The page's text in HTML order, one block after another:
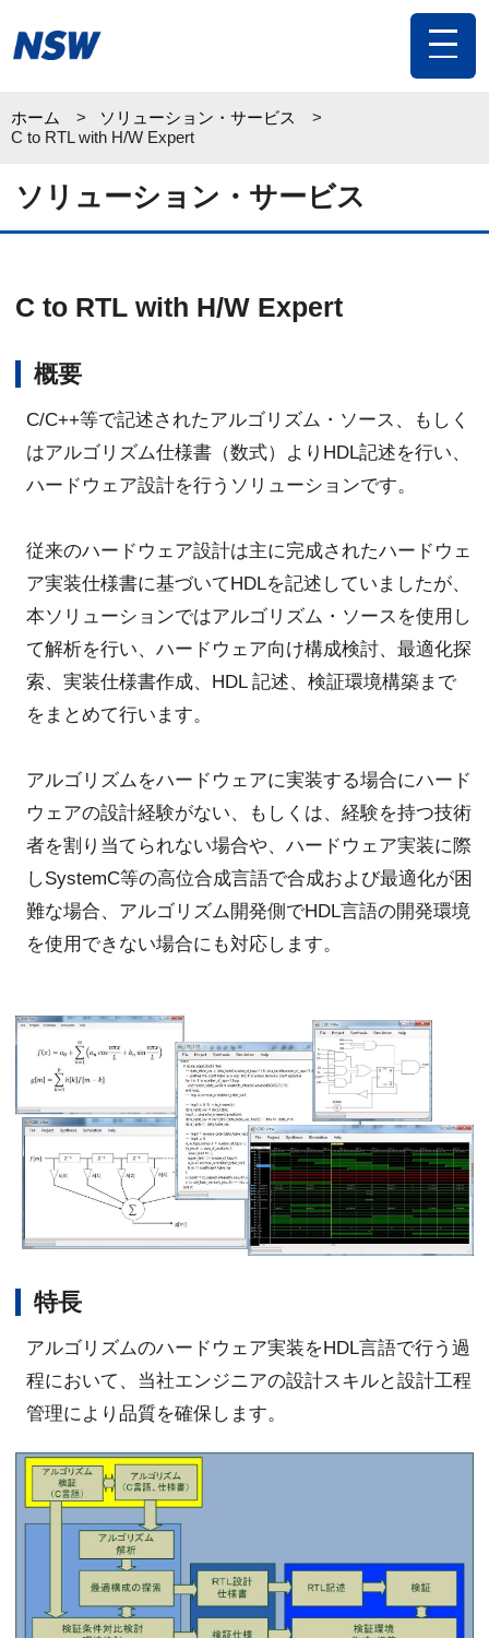
toggle
ホーム
ソリューション・サービス
C to RTL with H/W Expert
ソリューション・サービス
C to RTL with H/W Expert
概要
C/C++等で記述されたアルゴリズム・ソース、もしく
はアルゴリズム仕様書（数式）よりHDL記述を行い、
ハードウェア設計を行うソリューションです。
従来のハードウェア設計は主に完成されたハードウェ
ア実装仕様書に基づいてHDLを記述していましたが、
本ソリューションではアルゴリズム・ソースを使用し
て解析を行い、ハードウェア向け構成検討、最適化探
索、実装仕様書作成、HDL 記述、検証環境構築まで
をまとめて行います。
アルゴリズムをハードウェアに実装する場合にハード
ウェアの設計経験がない、もしくは、経験を持つ技術
者を割り当てられない場合や、ハードウェア実装に際
しSystemC等の高位合成言語で合成および最適化が困
難な場合、アルゴリズム開発側でHDL言語の開発環境
を使用できない場合にも対応します。
特長
アルゴリズムのハードウェア実装をHDL言語で行う過
程において、当社エンジニアの設計スキルと設計工程
管理により品質を確保します。